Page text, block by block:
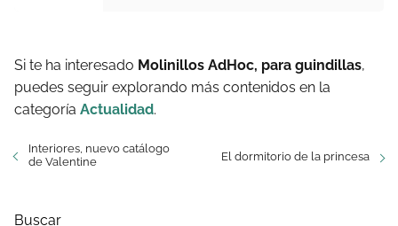
Si te ha interesado Molinillos AdHoc, para guindillas,
puedes seguir explorando más contenidos en la
categoría Actualidad.
Interiores, nuevo catálogo
de Valentine
El dormitorio de la princesa
Buscar